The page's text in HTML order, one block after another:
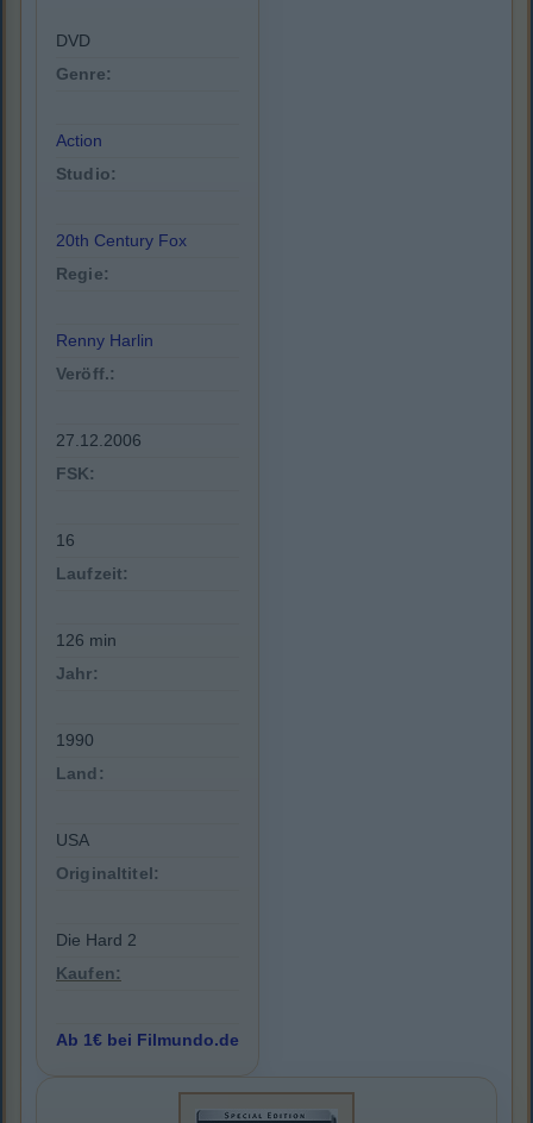
DVD
Genre:
Action
Studio:
20th Century Fox
Regie:
Renny Harlin
Veröff.:
27.12.2006
FSK:
16
Laufzeit:
126 min
Jahr:
1990
Land:
USA
Originaltitel:
Die Hard 2
Kaufen:
Ab 1€ bei Filmundo.de